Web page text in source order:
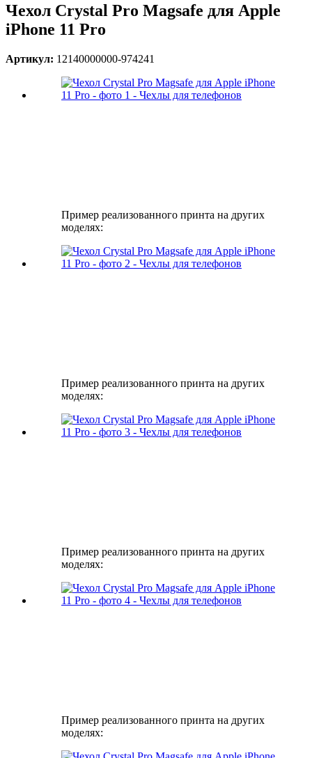
Чехол Crystal Pro Magsafe для Apple
iPhone 11 Pro
Артикул: 12140000000-974241
Пример реализованного принта на других
моделях:
Пример реализованного принта на других
моделях:
Пример реализованного принта на других
моделях:
Пример реализованного принта на других
моделях: